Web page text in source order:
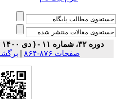
دوره ۳۲، شماره ۱۱ - ( دی ۱۴۰۰ )
صفحات ۸۷۶-۸۶۴
|